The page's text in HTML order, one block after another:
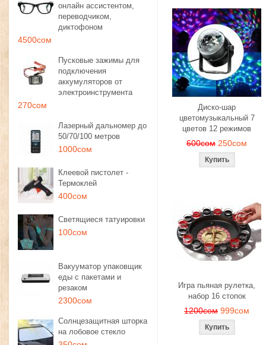
онлайн ассистентом,
переводчиком,
диктофоном
4500сом
Пусковые зажимы для
подключения
аккумуляторов от
электроинструмента
270сом
Лазерный дальномер до
50/70/100 метров
1000сом
Клеевой пистолет -
Термоклей
400сом
Светящиеся татуировки
100сом
Вакууматор упаковщик
еды с пакетами и
резаком
2300сом
Солнцезащитная шторка
на лобовое стекло
Диско-шар
цветомузыкальный 7
цветов 12 режимов
600сом 250сом
Игра пьяная рулетка,
набор 16 стопок
1200сом 999сом